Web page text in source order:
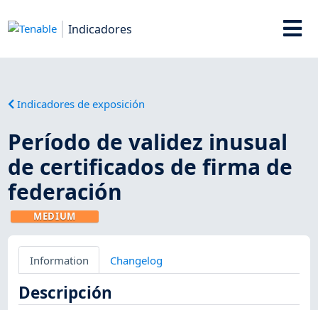
Indicadores
Indicadores de exposición
Período de validez inusual
de certificados de firma de
federación
MEDIUM
Information Changelog
Descripción